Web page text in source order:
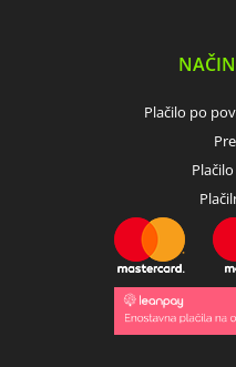
Plačilo po